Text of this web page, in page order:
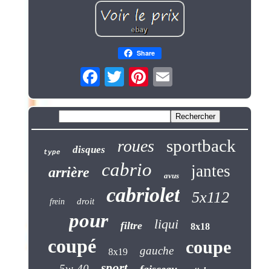
Share
type disques roues sportback
arrière cabrio avus jantes
frein droit cabriolet 5x112
pour filtre liqui 8x18
coupé 8x19 gauche coupe